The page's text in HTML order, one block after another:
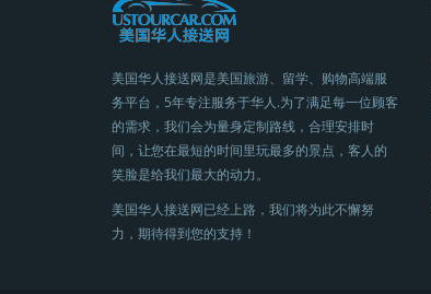
美国华人接送网是美国旅游、留学、购物高端服
务平台，5年专注服务于华人.为了满足每一位顾客
的需求，我们会为量身定制路线，合理安排时
间，让您在最短的时间里玩最多的景点，客人的
笑脸是给我们最大的动力。
美国华人接送网已经上路，我们将为此不懈努
力，期待得到您的支持！